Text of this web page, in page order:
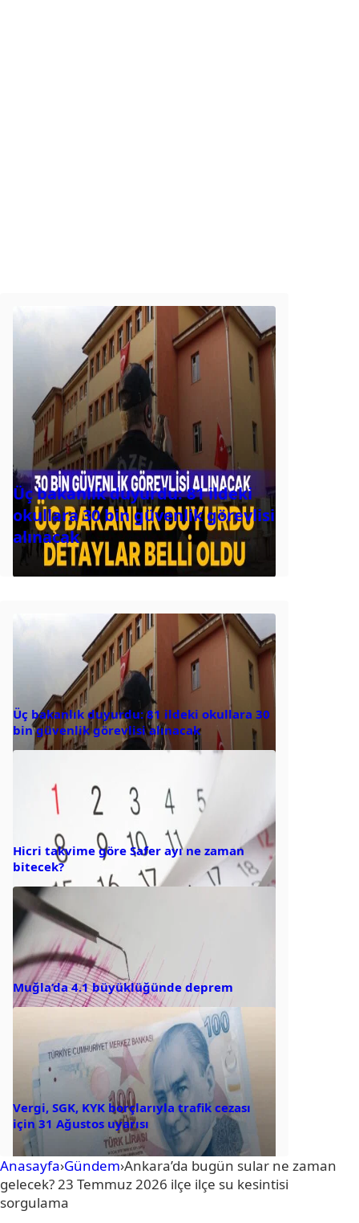
Üç bakanlık duyurdu: 81 ildeki
okullara 30 bin güvenlik görevlisi
alınacak
Üç bakanlık duyurdu: 81 ildeki okullara 30
bin güvenlik görevlisi alınacak
Hicri takvime göre Safer ayı ne zaman
bitecek?
Muğla’da 4.1 büyüklüğünde deprem
Vergi, SGK, KYK borçlarıyla trafik cezası
için 31 Ağustos uyarısı
Anasayfa›Gündem›Ankara’da bugün sular ne zaman
gelecek? 23 Temmuz 2026 ilçe ilçe su kesintisi
sorgulama